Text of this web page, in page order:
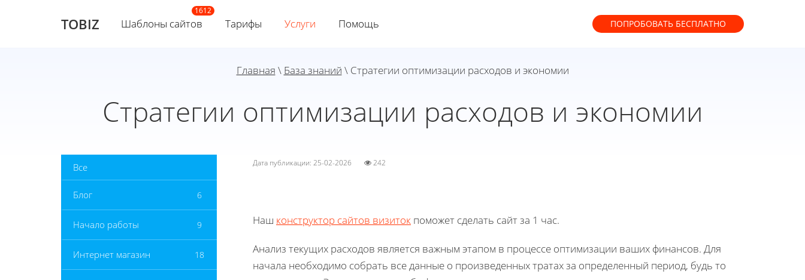
TOBIZ Шаблоны сайтов Тарифы Услуги Помощь ПОПРОБОВАТЬ БЕСПЛАТНО
Главная \ База знаний \ Стратегии оптимизации расходов и экономии
Стратегии оптимизации расходов и экономии
Все
Блог 6
Начало работы 9
Интернет магазин 18
Дата публикации: 25-02-2026 242
Наш конструктор сайтов визиток поможет сделать сайт за 1 час.
Анализ текущих расходов является важным этапом в процессе оптимизации ваших финансов. Для
начала необходимо собрать все данные о произведенных тратах за определенный период, будь то